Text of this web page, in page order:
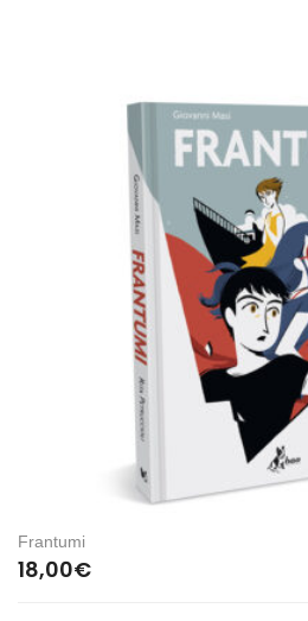
Frantumi
18,00€